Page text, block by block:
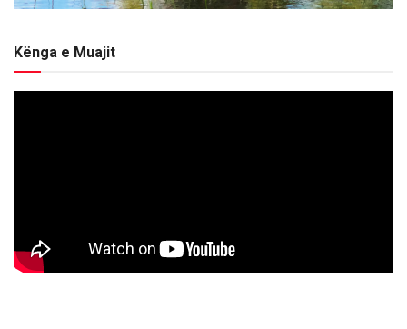
Kënga e Muajit